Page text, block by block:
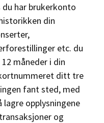
har brukerkonto
din
etc. du
måneder i din
ditt tre
fant sted, med
lagre opplysningene
og